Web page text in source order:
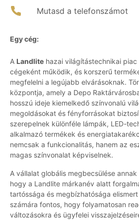
Mutasd a telefonszámot
Egy cég:
A Landlite hazai világítástechnikai
cégeként működik, és korszerű
megfelelni a legújabb elvárásoknak.
központja, amely a Depo
hosszú ideje kiemelkedő színvonalú
megoldásokat és fényforrásokat
szerepelnek különféle lámpák, LED-
alkalmazó termékek és
nemcsak a funkcionalitás, hanem az
magas színvonalat képviselnek.
A vállalat globális megbecsülése
hogy a Landlite márkanév alatt
tartóssága és megbízhatósága
számára fontos, hogy folyamatosan
változásokra és ügyfelei